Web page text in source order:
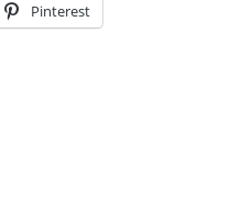
Pinterest